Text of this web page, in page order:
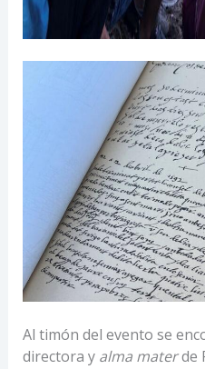
Al timón del evento se
directora y alma materde